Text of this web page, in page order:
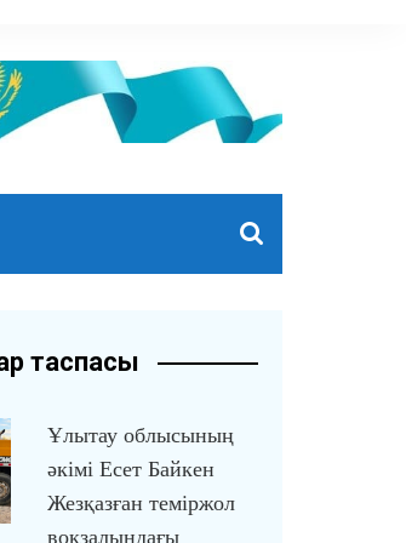
таспасы
Ұлытау облысының
әкімі Есет Байкен
Жезқазған теміржол
вокзалындағы